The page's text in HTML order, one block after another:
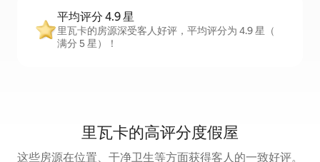
平均评分 4.9 星
里瓦卡的房源深受客人好评，平均评分为 4.9 星（
满分 5 星）！
里瓦卡的高评分度假屋
这些房源在位置、干净卫生等方面获得客人的一致好评。